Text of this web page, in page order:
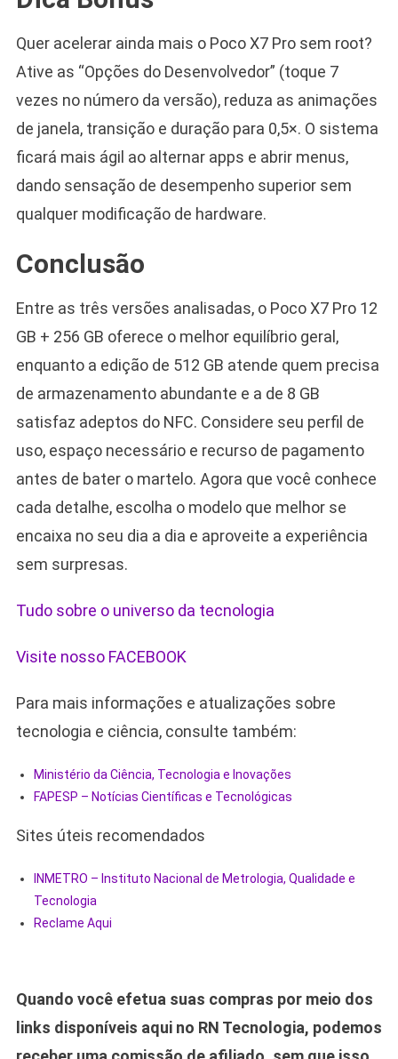
Quer acelerar ainda mais o Poco X7 Pro sem root?
Ative as “Opções do Desenvolvedor” (toque 7
vezes no número da versão), reduza as animações
de janela, transição e duração para 0,5×. O sistema
ficará mais ágil ao alternar apps e abrir menus,
dando sensação de desempenho superior sem
qualquer modificação de hardware.
Conclusão
Entre as três versões analisadas, o Poco X7 Pro 12
GB + 256 GB oferece o melhor equilíbrio geral,
enquanto a edição de 512 GB atende quem precisa
de armazenamento abundante e a de 8 GB
satisfaz adeptos do NFC. Considere seu perfil de
uso, espaço necessário e recurso de pagamento
antes de bater o martelo. Agora que você conhece
cada detalhe, escolha o modelo que melhor se
encaixa no seu dia a dia e aproveite a experiência
sem surpresas.
Tudo sobre o universo da tecnologia
Visite nosso FACEBOOK
Para mais informações e atualizações sobre
tecnologia e ciência, consulte também:
Ministério da Ciência, Tecnologia e Inovações
FAPESP – Notícias Científicas e Tecnológicas
Sites úteis recomendados
INMETRO – Instituto Nacional de Metrologia, Qualidade e
Tecnologia
Reclame Aqui
Quando você efetua suas compras por meio dos
links disponíveis aqui no RN Tecnologia, podemos